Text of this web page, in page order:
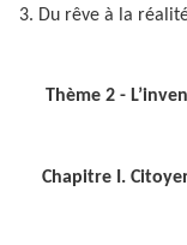
3. Du rêve à la
Thème 2 -
Chapitre I.